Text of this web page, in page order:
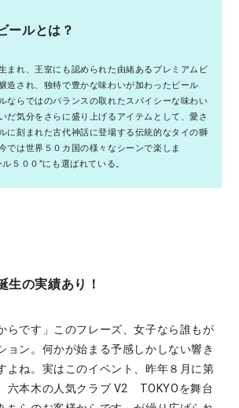
ールとは？
まれ、王室にも認められた由緒あるプレミアムビ
造され、独特で豊かな味わいが加わったビール
ならではのバランスの取れたスパイシーな味わい
だ気分をさらに盛り上げるアイテムとして、愛さ
に刻まれた古代神話に登場する伝統的なタイの獅
では世界５０カ国の様々なシーンで楽しま
５００”にも選ばれている。
生の実績あり！
らです」このフレーズ、女子なら誰もが
ョン。何かが始まる予感しかしない響き
よね。実はこのイベント、昨年８月に第
六本木の人気クラブ V2 TOKYOを舞台